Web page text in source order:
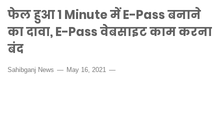
फेल हुआ 1 Minute में E-Pass बनाने
का दावा, E-Pass वेबसाइट काम करना
बंद
Sahibganj News May 16, 2021